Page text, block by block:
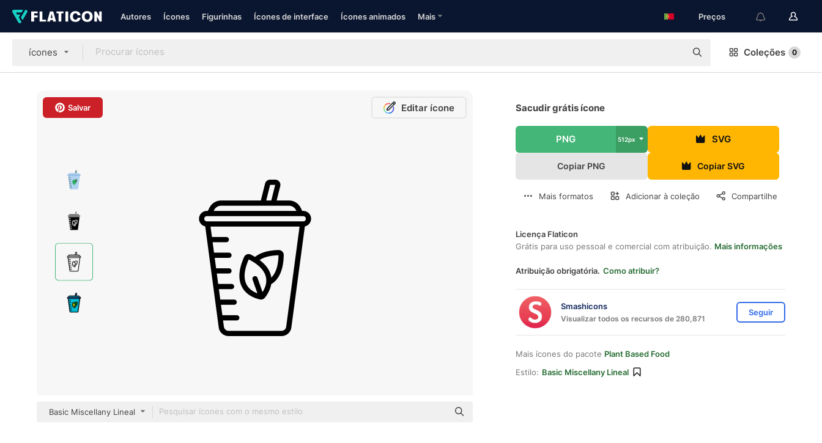
Autores Ícones Figurinhas Ícones de interface Ícones animados Mais Preços
ícones Coleções 0
Salvar Editar ícone
Basic Miscellany Lineal
Sacudir grátis ícone
PNG 512px SVG
Copiar PNG Copiar SVG
Mais formatos Adicionar à coleção Compartilhe
Licença Flaticon
Grátis para uso pessoal e comercial com atribuição. Mais informações
Atribuição obrigatória. Como atribuir?
Smashicons
Visualizar todos os recursos de 280,871
Seguir
Mais ícones do pacote Plant Based Food
Estilo: Basic Miscellany Lineal